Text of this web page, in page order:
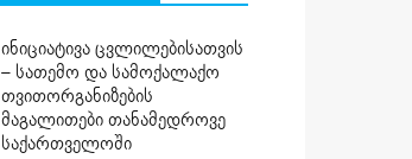
ინიციატივა ცვლილებისათვის
– სათემო და სამოქალაქო
თვითორგანიზების
მაგალითები თანამედროვე
საქართველოში